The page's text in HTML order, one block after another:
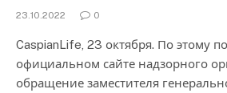
23.10.2022 0
CaspianLife, 23 октября. По этому
официальном сайте надзорного
обращение заместителя